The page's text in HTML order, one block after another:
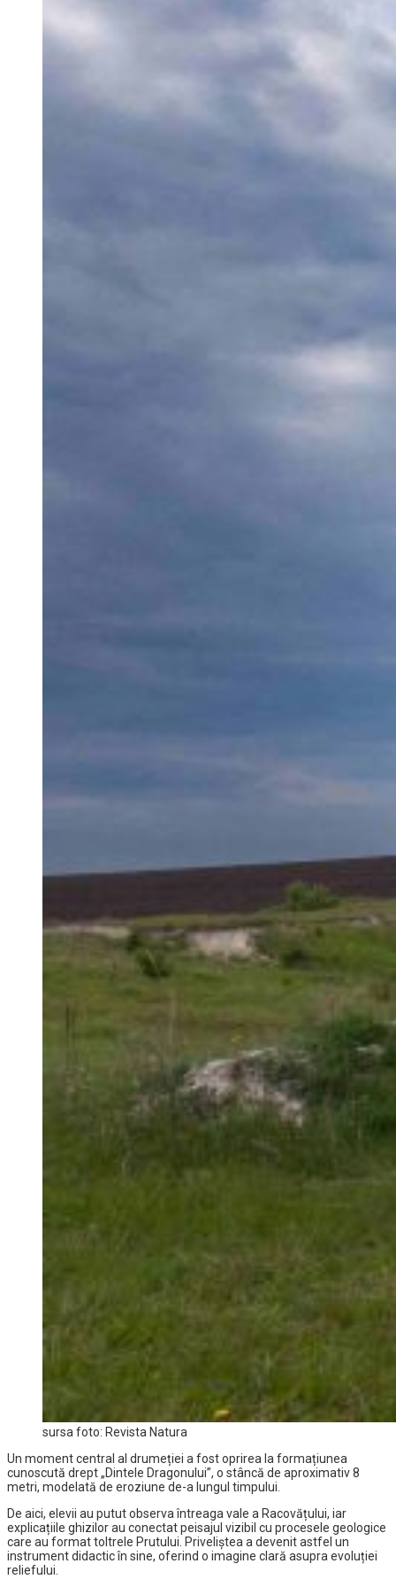
sursa foto: Revista Natura
Un moment central al drumeției a fost oprirea la formațiunea
cunoscută drept „Dintele Dragonului”, o stâncă de aproximativ 8
metri, modelată de eroziune de-a lungul timpului.
De aici, elevii au putut observa întreaga vale a Racovățului, iar
explicațiile ghizilor au conectat peisajul vizibil cu procesele geologice
care au format toltrele Prutului. Priveliștea a devenit astfel un
instrument didactic în sine, oferind o imagine clară asupra evoluției
reliefului.